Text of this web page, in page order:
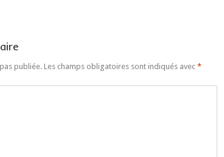
publiée. Les champs obligatoires sont indiqués avec *